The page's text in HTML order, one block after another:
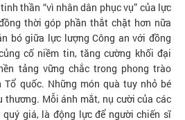
thần “vì nhân dân phục vụ” của lực
thời góp phần thắt chặt hơn nữa
bó giữa lực lượng Công an với đồng
cố niềm tin, tăng cường khối đại
tảng vững chắc trong phong trào
quốc. Những món quà tuy nhỏ bé
thương. Mỗi ánh mắt, nụ cười của các
giá, là động lực để người chiến sĩ